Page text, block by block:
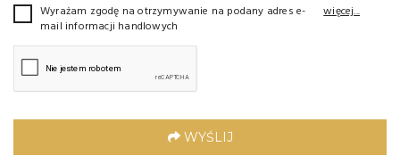
Wyrażam zgodę na otrzymywanie na podany adres e-
mail informacji handlowych
więcej...
WYŚLIJ